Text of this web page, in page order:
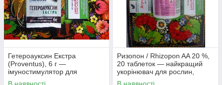
Гетероауксин Екстра
(Proventus), 6 г —
імуностимулятор для
укорінення живців, саджанців,
Ризопон / Rhizopon AA 20 %,
20 таблеток — найкращий
укорінювач для рослин,
Rhizopon BV